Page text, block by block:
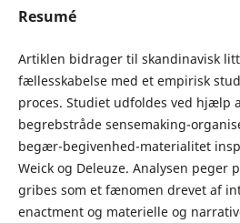
Resumé
Artiklen bidrager til skandinavisk
fællesskabelse med et empirisk
proces. Studiet udfoldes ved hjælp
begrebstråde sensemaking-
begær-begivenhed-materialitet
Weick og Deleuze. Analysen peger
gribes som et fænomen drevet af
enactment og materielle og